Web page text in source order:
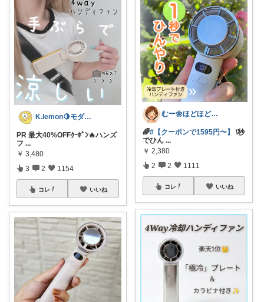
K.lemon🍋モダン+家事楽+🐶
PR 最大40%OFFｸｰﾎﾟﾝ🔥ハンズ
フ ...
￥ 3,480
3 2 1154
コレ いいね
むー🌼ほどほど生活🌼
🌈#【クーポンで1595円〜】
\秒
でひん ...
￥ 2,380
2 2 1111
コレ いいね